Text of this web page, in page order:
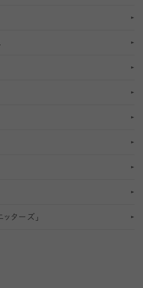
ウォーマー
）
）
）
）
ターズ」